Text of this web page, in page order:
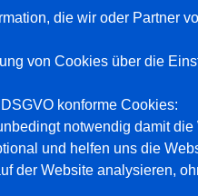
die wir oder Partner
von Cookies über die
konforme Cookies:
notwendig damit
und helfen uns die
der Website analysieren,